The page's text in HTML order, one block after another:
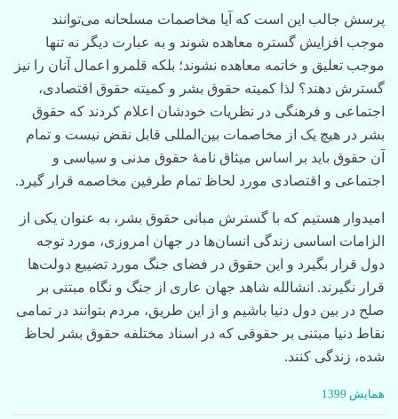
پرسش جالب این است که آیا مخاصمات مسلحانه می‌توانند
موجب افزایش گستره معاهده شوند و به عبارت دیگر نه تنها
موجب تعلیق و خاتمه معاهده نشوند؛ بلکه قلمرو اعمال آنان را نیز
گسترش دهند؟ لذا کمیته حقوق بشر و کمیته حقوق اقتصادی،
اجتماعی و فرهنگی در نظریات خودشان اعلام کردند که حقوق
بشر در هیچ یک از مخاصمات بین‌المللی قابل نقض نیست و تمام
آن حقوق باید بر اساس میثاق نامۀ حقوق مدنی و سیاسی و
اجتماعی و اقتصادی مورد لحاظ تمام طرفین مخاصمه قرار گیرد.
امیدوار هستیم که با گسترش مبانی حقوق بشر، به عنوان یکی از
الزامات اساسی زندگی انسان‌ها در جهان امروزی، مورد توجه
دول قرار بگیرد و این حقوق در فضای جنگ مورد تضییع دولت‌ها
قرار نگیرند. انشالله شاهد جهان عاری از جنگ و نگاه مبتنی بر
صلح در بین دول دنیا باشیم و از این طریق، مردم بتوانند در تمامی
نقاط دنیا مبتنی بر حقوقی که در اسناد مختلفه حقوق بشر لحاظ
شده، زندگی کنند.
C
همایش 1399